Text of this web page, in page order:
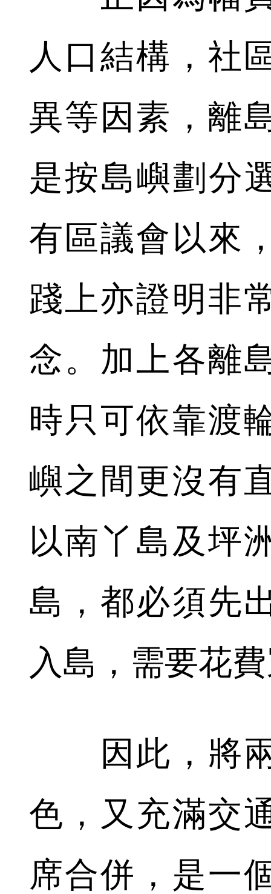
人口結構，社
異等因素，離
是按島嶼劃分
有區議會以來
踐上亦證明非
念。加上各離
時只可依靠渡
嶼之間更沒有
以南丫島及坪
島，都必須先
入島，需要花
因此，將兩
色，又充滿交
席合併，是一